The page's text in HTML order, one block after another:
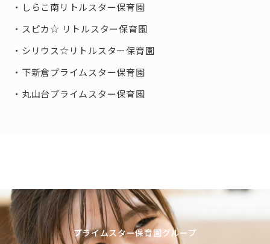
しらこ南リトルスター保育園
スピカ☆ リトルスター保育園
シリウス☆リトルスター保育園
下新倉プライムスター保育園
丸山台プライムスター保育園
プライムスター保育園グループ